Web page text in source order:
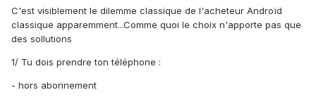
C'est visiblement le dilemme classique de l'acheteur Androïd
classique apparemment...Comme quoi le choix n'apporte pas que
des sollutions
1/ Tu dois prendre ton téléphone :
- hors abonnement